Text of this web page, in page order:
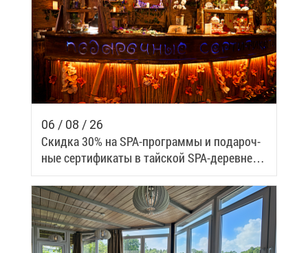
06 / 08 / 26
Скид­ка 30% на SPA-про­грам­мы и по­да­роч­
ные сер­ти­фи­ка­ты в тай­ской SPA-де­ревне
Samui